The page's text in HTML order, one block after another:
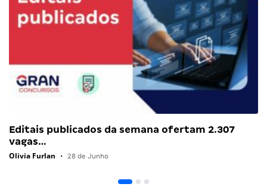
Editais publicados da semana ofertam 2.307
vagas…
Olivia Furlan • 28 de Junho